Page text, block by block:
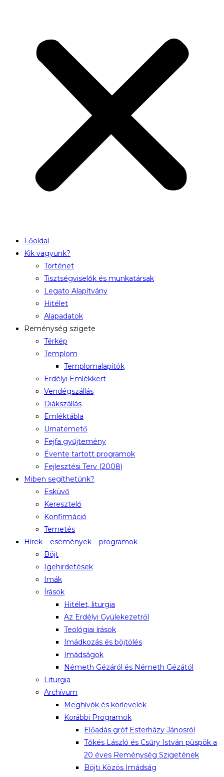
Főoldal
Kik vagyunk?
Történet
Tisztségviselők és munkatársak
Legato Alapítvány
Hitélet
Alapadatok
Reménység szigete
Térkép
Templom
Templomalapítók
Erdélyi Emlékkert
Vendégszállás
Diákszállás
Emléktábla
Urnatemető
Fejfa gyűjtemény
Évente tartott programok
Fejlesztési Terv (2008)
Miben segíthetünk?
Esküvő
Keresztelő
Konfirmáció
Temetés
Hírek – események – programok
Böjt
Igehirdetések
Imák
Írások
Hitélet, liturgia
Az Erdélyi Gyülekezetről
Teológiai írások
Imádkozás és böjtölés
Imádságok
Németh Gézáról és Németh Gézától
Liturgia
Archívum
Meghívók és körlevelek
Korábbi Programok
Előadás gróf Esterházy Jánosról
Tőkés László és Csűry István püspök a
20 éves Reménység Szigetének
Böjti Közös Imádság